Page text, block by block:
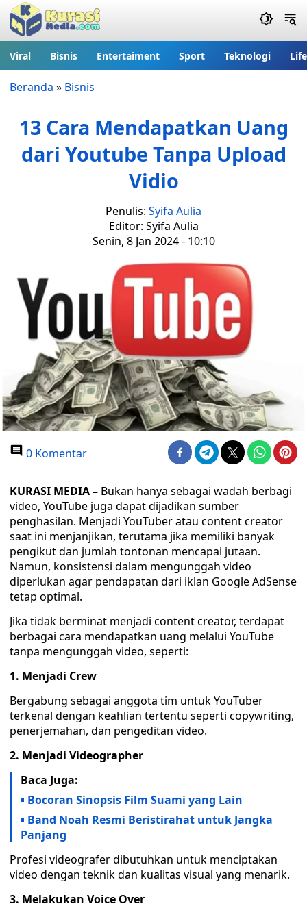
Viral Bisnis Entertaiment Sport Teknologi
Beranda » Bisnis
13 Cara Mendapatkan Uang
dari Youtube Tanpa Upload
Vidio
Penulis: Syifa Aulia
Editor: Syifa Aulia
Senin, 8 Jan 2024 - 10:10
0 Komentar
KURASI MEDIA – Bukan hanya sebagai wadah berbagi
video, YouTube juga dapat dijadikan sumber
penghasilan. Menjadi YouTuber atau content creator
saat ini menjanjikan, terutama jika memiliki banyak
pengikut dan jumlah tontonan mencapai jutaan.
Namun, konsistensi dalam mengunggah video
diperlukan agar pendapatan dari iklan Google AdSense
tetap optimal.
Jika tidak berminat menjadi content creator, terdapat
berbagai cara mendapatkan uang melalui YouTube
tanpa mengunggah video, seperti:
1. Menjadi Crew
Bergabung sebagai anggota tim untuk YouTuber
terkenal dengan keahlian tertentu seperti copywriting,
penerjemahan, dan pengeditan video.
2. Menjadi Videographer
Baca Juga:
Bocoran Sinopsis Film Suami yang Lain
Band Noah Resmi Beristirahat untuk Jangka
Panjang
Profesi videografer dibutuhkan untuk menciptakan
video dengan teknik dan kualitas visual yang menarik.
3. Melakukan Voice Over